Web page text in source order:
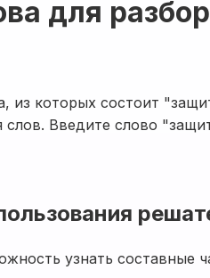
для
из которых состоит
слов. Введите слово
узнать составные